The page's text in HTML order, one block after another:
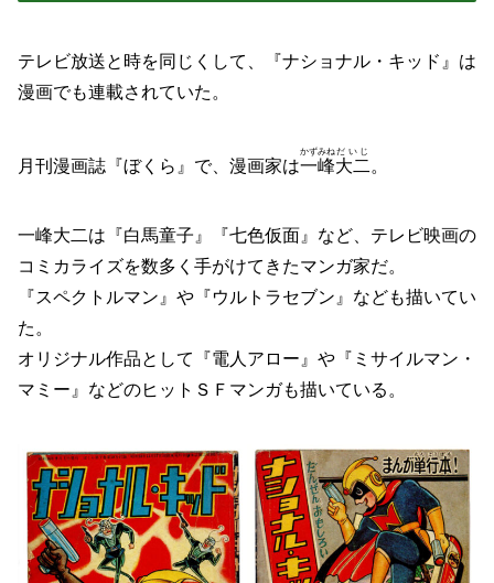
テレビ放送と時を同じくして、『ナショナル・キッド』は
漫画でも連載されていた。
月刊漫画誌『ぼくら』で、漫画家は一峰
かずみね
大二
だいじ
。
一峰大二は『白馬童子』『七色仮面』など、テレビ映画の
コミカライズを数多く手がけてきたマンガ家だ。
『スペクトルマン』や『ウルトラセブン』なども描いてい
た。
オリジナル作品として『電人アロー』や『ミサイルマン・
マミー』などのヒットＳＦマンガも描いている。